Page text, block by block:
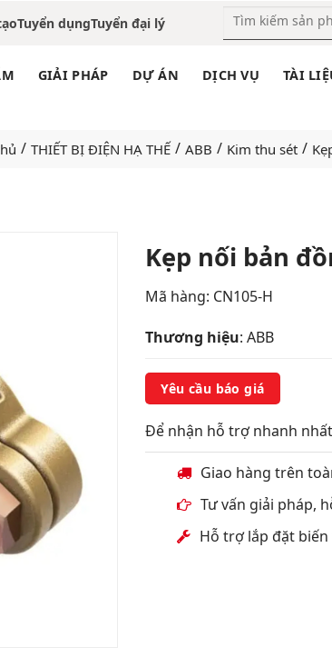
Tuyển dụngTuyển đại lý
GIẢI PHÁP DỰ ÁN DỊCH VỤ TÀI
/ THIẾT BỊ ĐIỆN HẠ THẾ / ABB / Kim thu sét /
Kẹp nối bản
Mã hàng: CN105-H
Thương hiệu: ABB
Yêu cầu báo giá
Để nhận hỗ trợ nhanh
Giao hàng trên
Tư vấn giải pháp,
Hỗ trợ lắp đặt